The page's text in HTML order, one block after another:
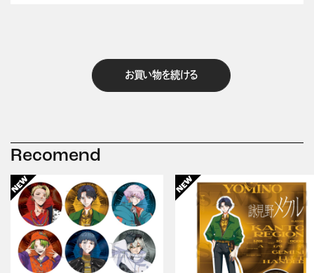
お買い物を続ける
Recomend